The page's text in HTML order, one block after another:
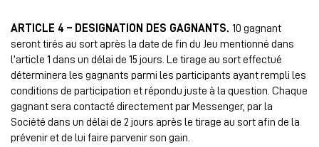
ARTICLE 4 – DESIGNATION DES GAGNANTS. 10 gagnant
seront tirés au sort après la date de fin du Jeu mentionné dans
l’article 1 dans un délai de 15 jours. Le tirage au sort effectué
déterminera les gagnants parmi les participants ayant rempli les
conditions de participation et répondu juste à la question. Chaque
gagnant sera contacté directement par Messenger, par la
Société dans un délai de 2 jours après le tirage au sort afin de la
prévenir et de lui faire parvenir son gain.